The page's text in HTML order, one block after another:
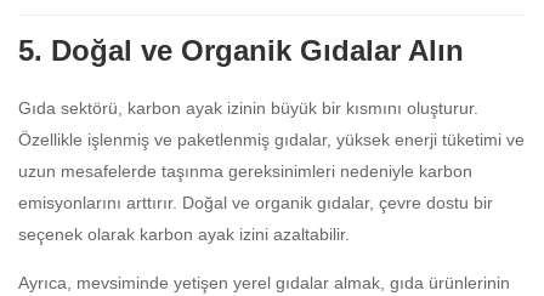
5. Doğal ve Organik Gıdalar Alın
Gıda sektörü, karbon ayak izinin büyük bir kısmını oluşturur.
Özellikle işlenmiş ve paketlenmiş gıdalar, yüksek enerji tüketimi ve
uzun mesafelerde taşınma gereksinimleri nedeniyle karbon
emisyonlarını arttırır. Doğal ve organik gıdalar, çevre dostu bir
seçenek olarak karbon ayak izini azaltabilir.
Ayrıca, mevsiminde yetişen yerel gıdalar almak, gıda ürünlerinin